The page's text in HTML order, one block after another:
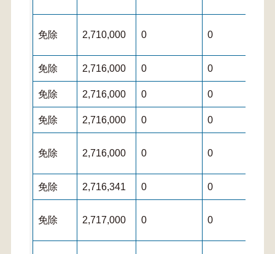
免除 2,710,000 0 0
免除 2,716,000 0 0
免除 2,716,000 0 0
免除 2,716,000 0 0
免除 2,716,000 0 0
免除 2,716,341 0 0
免除 2,717,000 0 0